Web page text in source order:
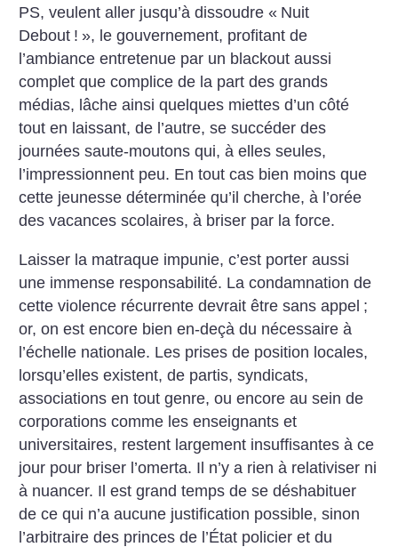
PS, veulent aller jusqu’à dissoudre « Nuit
Debout ! », le gouvernement, profitant de
l’ambiance entretenue par un blackout aussi
complet que complice de la part des grands
médias, lâche ainsi quelques miettes d’un côté
tout en laissant, de l’autre, se succéder des
journées saute-moutons qui, à elles seules,
l’impressionnent peu. En tout cas bien moins que
cette jeunesse déterminée qu’il cherche, à l’orée
des vacances scolaires, à briser par la force.
Laisser la matraque impunie, c’est porter aussi
une immense responsabilité. La condamnation de
cette violence récurrente devrait être sans appel ;
or, on est encore bien en-deçà du nécessaire à
l’échelle nationale. Les prises de position locales,
lorsqu’elles existent, de partis, syndicats,
associations en tout genre, ou encore au sein de
corporations comme les enseignants et
universitaires, restent largement insuffisantes à ce
jour pour briser l’omerta. Il n’y a rien à relativiser ni
à nuancer. Il est grand temps de se déshabituer
de ce qui n’a aucune justification possible, sinon
l’arbitraire des princes de l’État policier et du